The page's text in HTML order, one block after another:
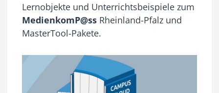
Lernobjekte und Unterrichtsbeispiele zum
MedienkomP@ss Rheinland-Pfalz und
MasterTool-Pakete.